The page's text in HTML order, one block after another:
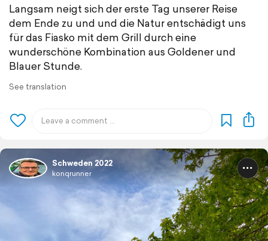
Langsam neigt sich der erste Tag unserer Reise
dem Ende zu und und die Natur entschädigt uns
für das Fiasko mit dem Grill durch eine
wunderschöne Kombination aus Goldener und
Blauer Stunde.
See translation
Schweden 2022
konqrunner